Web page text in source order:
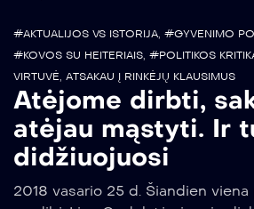
#AKTUALIJOS VS ISTORIJA, #GYVENIMO
#KOVOS SU HEITERIAIS, #POLITIKOS
VIRTUVĖ, ATSAKAU Į RINKĖJŲ KLAUSIMUS
Atėjome dirbti,
atėjau mąstyti. Ir
didžiuojuosi
2018 vasario 25 d. Šiandien viena